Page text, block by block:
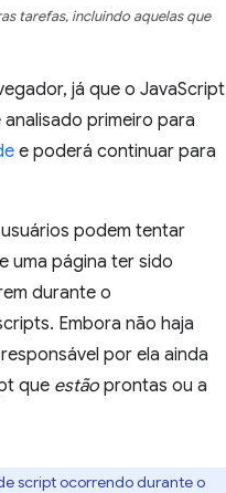
tarefas, incluindo aquelas que
já que o JavaScript
primeiro para
e poderá continuar para
podem tentar
uma página ter sido
durante o
Embora não haja
por ela ainda
que estão prontas ou a
script ocorrendo durante o